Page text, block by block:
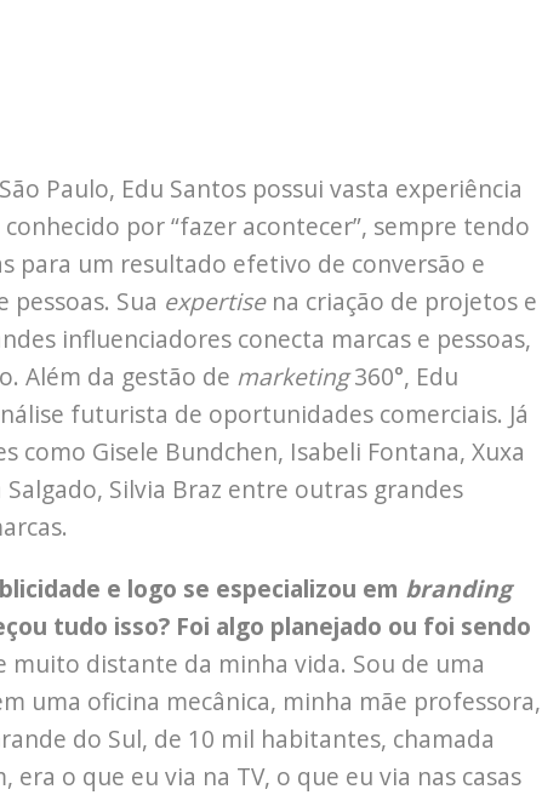
Paulo, Edu Santos possui vasta experiência
por “fazer acontecer”, sempre tendo
para um resultado efetivo de conversão e
pessoas. Sua expertisena criação de projetos e
influenciadores conecta marcas e pessoas,
Além da gestão de marketing360°, Edu
futurista de oportunidades comerciais. Já
como Gisele Bundchen, Isabeli Fontana, Xuxa
Silvia Braz entre outras grandes
e logo se especializou em branding
tudo isso? Foi algo planejado ou foi sendo
muito distante da minha vida. Sou de uma
uma oficina mecânica, minha mãe professora,
do Sul, de 10 mil habitantes, chamada
era o que eu via na TV, o que eu via nas casas